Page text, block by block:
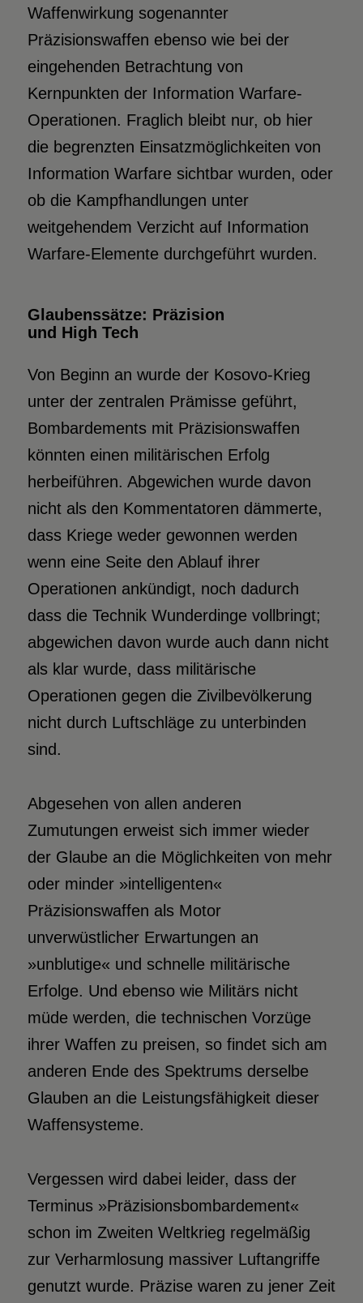
Waffenwirkung sogenannter
Präzisionswaffen ebenso wie bei der
eingehenden Betrachtung von
Kernpunkten der Information Warfare-
Operationen. Fraglich bleibt nur, ob hier
die begrenzten Einsatzmöglichkeiten von
Information Warfare sichtbar wurden, oder
ob die Kampfhandlungen unter
weitgehendem Verzicht auf Information
Warfare-Elemente durchgeführt wurden.
Glaubenssätze: Präzision
und High Tech
Von Beginn an wurde der Kosovo-Krieg
unter der zentralen Prämisse geführt,
Bombardements mit Präzisionswaffen
könnten einen militärischen Erfolg
herbeiführen. Abgewichen wurde davon
nicht als den Kommentatoren dämmerte,
dass Kriege weder gewonnen werden
wenn eine Seite den Ablauf ihrer
Operationen ankündigt, noch dadurch
dass die Technik Wunderdinge vollbringt;
abgewichen davon wurde auch dann nicht
als klar wurde, dass militärische
Operationen gegen die Zivilbevölkerung
nicht durch Luftschläge zu unterbinden
sind.
Abgesehen von allen anderen
Zumutungen erweist sich immer wieder
der Glaube an die Möglichkeiten von mehr
oder minder »intelligenten«
Präzisionswaffen als Motor
unverwüstlicher Erwartungen an
»unblutige« und schnelle militärische
Erfolge. Und ebenso wie Militärs nicht
müde werden, die technischen Vorzüge
ihrer Waffen zu preisen, so findet sich am
anderen Ende des Spektrums derselbe
Glauben an die Leistungsfähigkeit dieser
Waffensysteme.
Vergessen wird dabei leider, dass der
Terminus »Präzisionsbombardement«
schon im Zweiten Weltkrieg regelmäßig
zur Verharmlosung massiver Luftangriffe
genutzt wurde. Präzise waren zu jener Zeit